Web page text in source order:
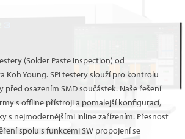
(Solder Paste Inspection) od
Koh Young. SPI testery slouží pro kontrolu
před osazením SMD součástek. Naše řešení
s offline přístroji a pomalejší konfigurací,
s nejmodernějšími inline zařízením. Přesnost
spolu s funkcemi SW propojení se